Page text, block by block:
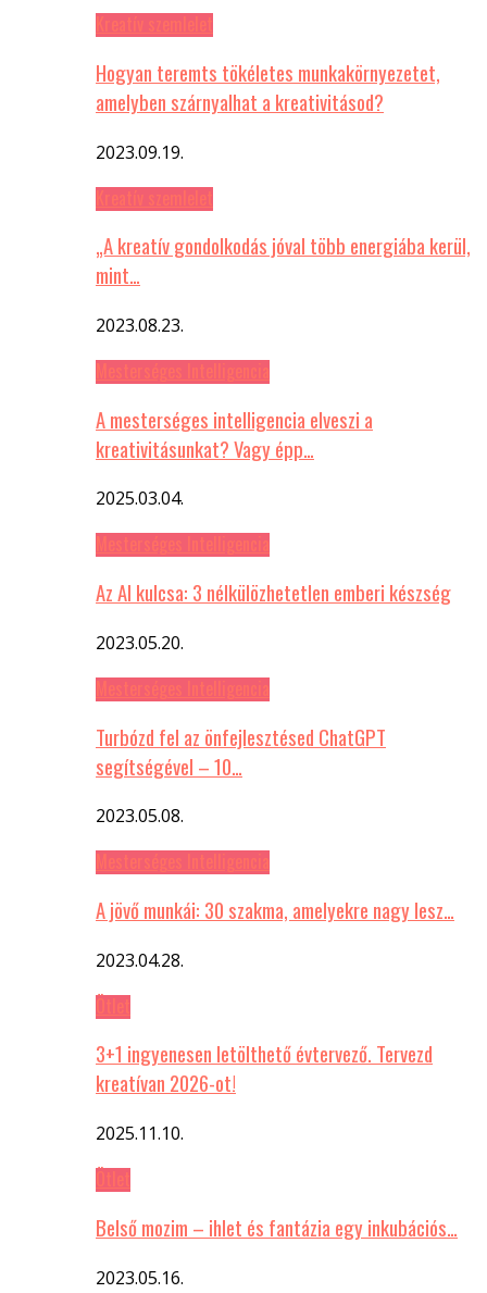
Hogyan teremts tökéletes munkakörnyezetet,
amelyben szárnyalhat a kreativitásod?
2023.09.19.
„A kreatív gondolkodás jóval több energiába kerül,
mint…
2023.08.23.
A mesterséges intelligencia elveszi a
kreativitásunkat? Vagy épp…
2025.03.04.
Az AI kulcsa: 3 nélkülözhetetlen emberi készség
2023.05.20.
Turbózd fel az önfejlesztésed ChatGPT
segítségével – 10…
2023.05.08.
A jövő munkái: 30 szakma, amelyekre nagy lesz…
2023.04.28.
3+1 ingyenesen letölthető évtervező. Tervezd
kreatívan 2026-ot!
2025.11.10.
Belső mozim – ihlet és fantázia egy inkubációs…
2023.05.16.